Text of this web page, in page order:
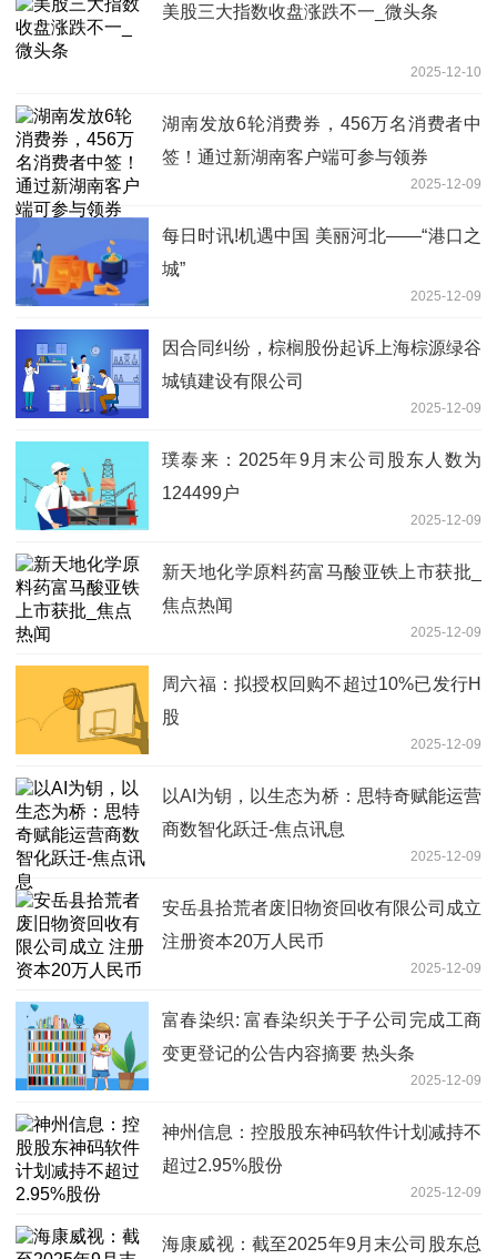
美股三大指数收盘涨跌不一_微头条
2025-12-10
湖南发放6轮消费券，456万名消费者中
签！通过新湖南客户端可参与领券
2025-12-09
每日时讯!机遇中国 美丽河北——“港口之
城”
2025-12-09
因合同纠纷，棕榈股份起诉上海棕源绿谷
城镇建设有限公司
2025-12-09
璞泰来：2025年9月末公司股东人数为
124499户
2025-12-09
新天地化学原料药富马酸亚铁上市获批_
焦点热闻
2025-12-09
周六福：拟授权回购不超过10%已发行H
股
2025-12-09
以AI为钥，以生态为桥：思特奇赋能运营
商数智化跃迁-焦点讯息
2025-12-09
安岳县拾荒者废旧物资回收有限公司成立
注册资本20万人民币
2025-12-09
富春染织: 富春染织关于子公司完成工商
变更登记的公告内容摘要 热头条
2025-12-09
神州信息：控股股东神码软件计划减持不
超过2.95%股份
2025-12-09
海康威视：截至2025年9月末公司股东总